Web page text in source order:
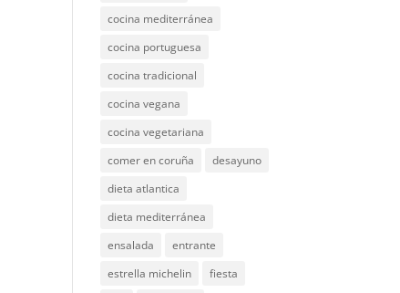
cocina mediterránea
cocina portuguesa
cocina tradicional
cocina vegana
cocina vegetariana
comer en coruña
desayuno
dieta atlantica
dieta mediterránea
ensalada
entrante
estrella michelin
fiesta